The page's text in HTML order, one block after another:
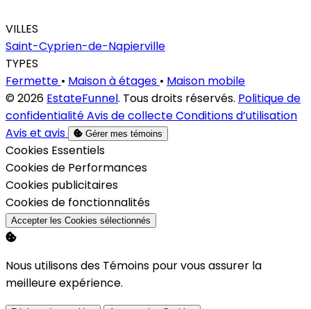
VILLES
Saint-Cyprien-de-Napierville
TYPES
Fermette • Maison à étages • Maison mobile
© 2026 EstateFunnel. Tous droits réservés. Politique de
confidentialitéAvis de collecteConditions d’utilisation
Avis et avis
Gérer mes témoins
Activer
Cookies Essentiels
Activer
Cookies de Performances
Activer
Cookies publicitaires
Activer
Cookies de fonctionnalités
Accepter les Cookies sélectionnés
Nous utilisons des Témoins pour vous assurer la
meilleure expérience.